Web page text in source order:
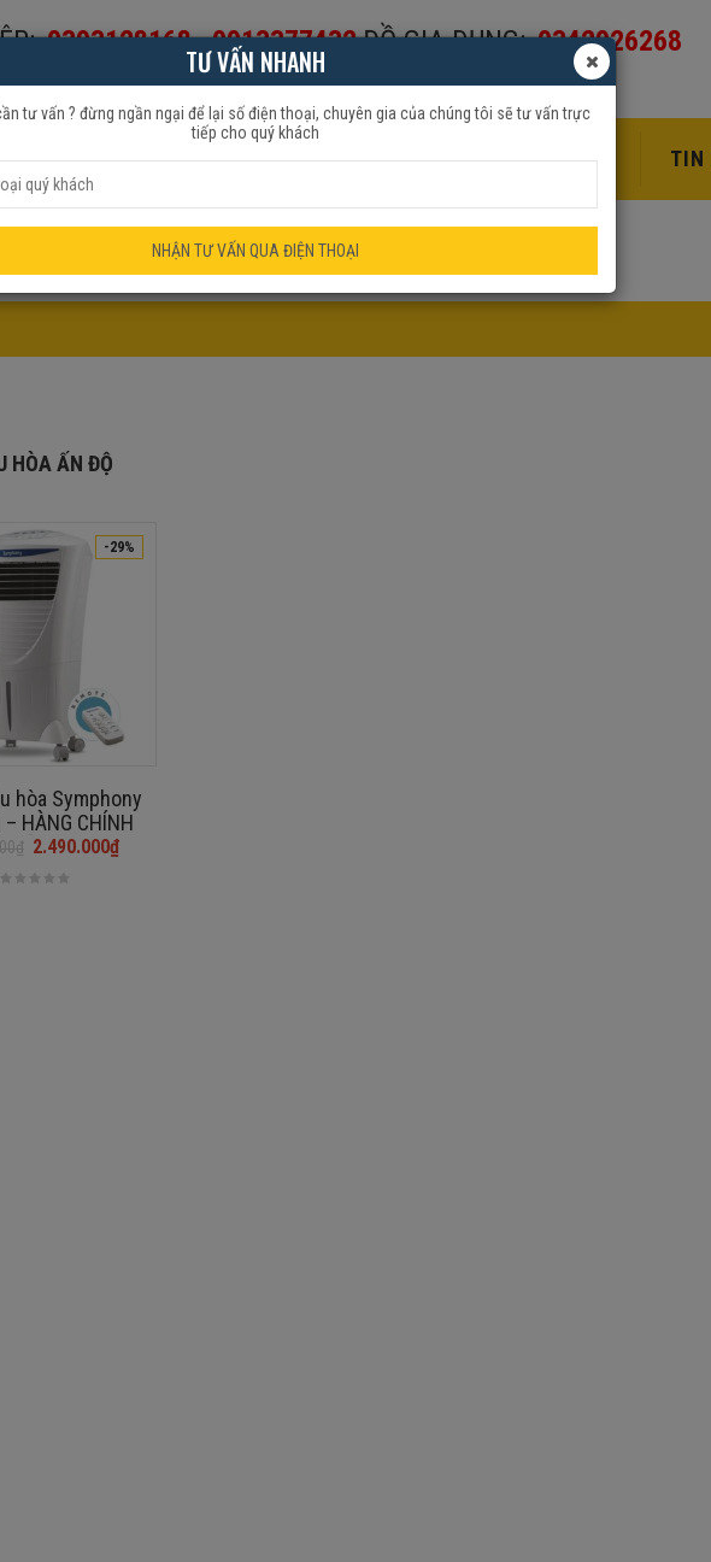
0393128168-0913377432ĐỒ GIA DỤNG: 0342926268
QUẠT ĐỒ GIA DỤNG KHUYẾN MÃI DỊCH VỤ TIN
HÒA ẤN ĐỘ
-29%
hòa Symphony
HÀNG CHÍNH
HÃNG
₫ 2.490.000₫
TƯ VẤN NHANH
tư vấn ? đừng ngần ngại để lại số điện thoại, chuyên gia của chúng tôi sẽ tư vấn trực
tiếp cho quý khách
NHẬN TƯ VẤN QUA ĐIỆN THOẠI